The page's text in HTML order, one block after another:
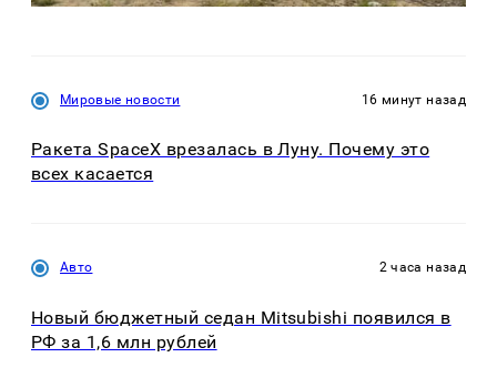
Мировые новости 16 минут назад
Ракета SpaceX врезалась в Луну. Почему это
всех касается
Авто 2 часа назад
Новый бюджетный седан Mitsubishi появился в
РФ за 1,6 млн рублей